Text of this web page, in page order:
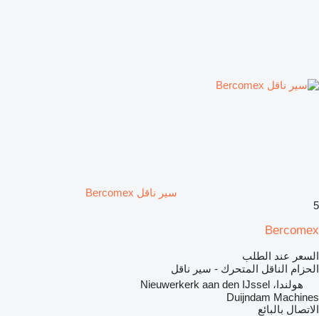
سير ناقل Bercomex
5
Bercomex
السعر عند الطلب
الحزام الناقل المتحرك - سير ناقل
هولندا، Nieuwerkerk aan den IJssel
Duijndam Machines
الاتصال بالبائع